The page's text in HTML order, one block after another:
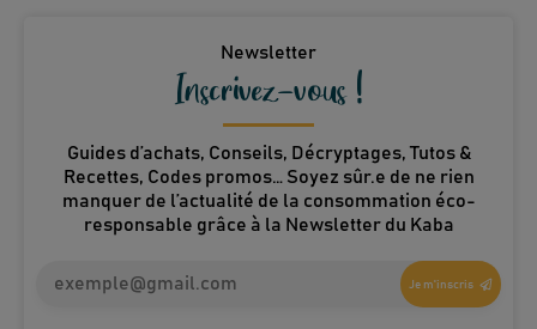
Newsletter
Inscrivez-vous !
Guides d’achats, Conseils, Décryptages, Tutos &
Recettes, Codes promos… Soyez sûr.e de ne rien
manquer de l’actualité de la consommation éco-
responsable grâce à la Newsletter du Kaba
Je m'inscris